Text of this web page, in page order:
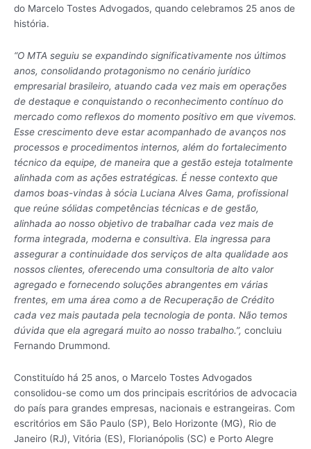
do Marcelo Tostes Advogados, quando celebramos 25 anos de
história.
“O MTA seguiu se expandindo significativamente nos últimos
anos, consolidando protagonismo no cenário jurídico
empresarial brasileiro, atuando cada vez mais em operações
de destaque e conquistando o reconhecimento contínuo do
mercado como reflexos do momento positivo em que vivemos.
Esse crescimento deve estar acompanhado de avanços nos
processos e procedimentos internos, além do fortalecimento
técnico da equipe, de maneira que a gestão esteja totalmente
alinhada com as ações estratégicas. É nesse contexto que
damos boas-vindas à sócia Luciana Alves Gama, profissional
que reúne sólidas competências técnicas e de gestão,
alinhada ao nosso objetivo de trabalhar cada vez mais de
forma integrada, moderna e consultiva. Ela ingressa para
assegurar a continuidade dos serviços de alta qualidade aos
nossos clientes, oferecendo uma consultoria de alto valor
agregado e fornecendo soluções abrangentes em várias
frentes, em uma área como a de Recuperação de Crédito
cada vez mais pautada pela tecnologia de ponta. Não temos
dúvida que ela agregará muito ao nosso trabalho.”, concluiu
Fernando Drummond.
Constituído há 25 anos, o Marcelo Tostes Advogados
consolidou-se como um dos principais escritórios de advocacia
do país para grandes empresas, nacionais e estrangeiras. Com
escritórios em São Paulo (SP), Belo Horizonte (MG), Rio de
Janeiro (RJ), Vitória (ES), Florianópolis (SC) e Porto Alegre